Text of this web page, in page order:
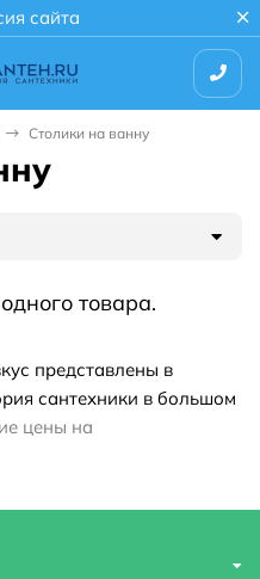
сайта
Столики на ванну
товара.
представлены в
сантехники в большом
цены на
Купить столики